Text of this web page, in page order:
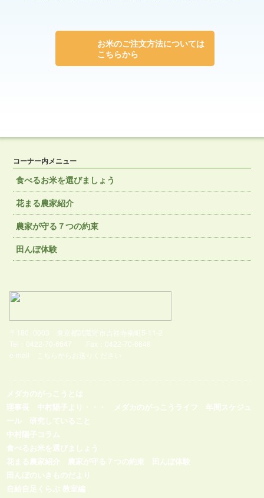
お米のご注文方法については
こちらから
コーナー内メニュー
食べるお米を選びましょう
花まる農家紹介
農家が守る７つの約束
田んぼ体験
〒180−0003 東京都武蔵野市吉祥寺南町5-11-2
Tel：0422-70-6647 Fax：0422-70-6648
e-mail
こちらからお送りください
メダカのがっこうとは
理事長 中村陽子より・・・
メダカのがっこうライフ
年間スケジュ
ール
研究していること
中村陽子コラム
食べるお米を選びましょう
花まる農家紹介
農家が守る７つの約束
田んぼ体験
田んぼのいきものだより
自給自足くらぶ 教室編